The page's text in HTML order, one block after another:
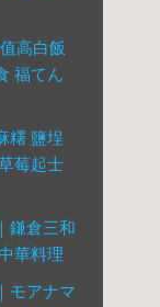
高白飯
福てん
糬 鹽埕
莓起士
鎌倉三和
華料理
モアナマ